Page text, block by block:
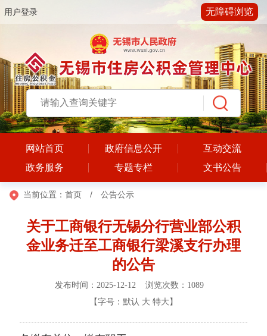
用户登录 无障碍浏览
网站首页 政府信息公开
互动交流
政务服务
专题专栏 文书公告
当前位置： 首页 / 公告公示
关于工商银行无锡分行营业部公积
金业务迁至工商银行梁溪支行办理
的公告
发布时间：2025-12-12 浏览次数： 1089
【字号： 默认 大 特大 】